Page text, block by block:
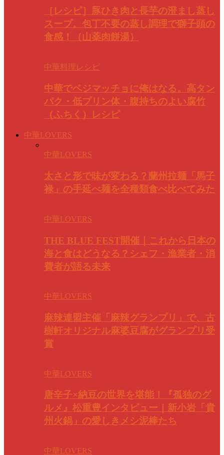
［レシピ］豚ひき肉と長芋の澄まし蒸し
スープ。包丁不要の蒸し調理で獅子頭の
食感！（山薬肉餅湯）
中華料理レシピ
中華でベジマッチョに俺はなる。高タン
パク・低プリン体・腹持ちのよい腐竹
（ふちく）レシピ
中華LOVERS
中華LOVERS
太さと形で味が変わる？蘭州拉麺「馬子
禄」の手延べ麺を全種類食べ比べてみた
中華LOVERS
THE BLUE FEST開催｜これから日本の
海と食はどうなる？シェフ・漁業者・消
費者が語る未来
中華LOVERS
麻辣連盟主催「麻辣グランプリ」で、古
樹軒オリジナル麻婆豆腐がグランプリ受
賞
中華LOVERS
唐辛子×納豆の世界を堪能！『孤独のグ
ルメ』松重豊インタビュー｜新小岩「貴
州火鍋」の愛しきメシ泥棒たち
中華LOVERS